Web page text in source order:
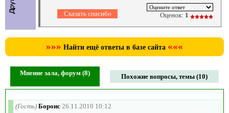
Оценок: 1
»»» Найти ещё ответы в базе сайта «««
Мнение зала, форум (8) Похожие вопросы, темы (10)
(Гость) Бороис 26.11.2010 10:12